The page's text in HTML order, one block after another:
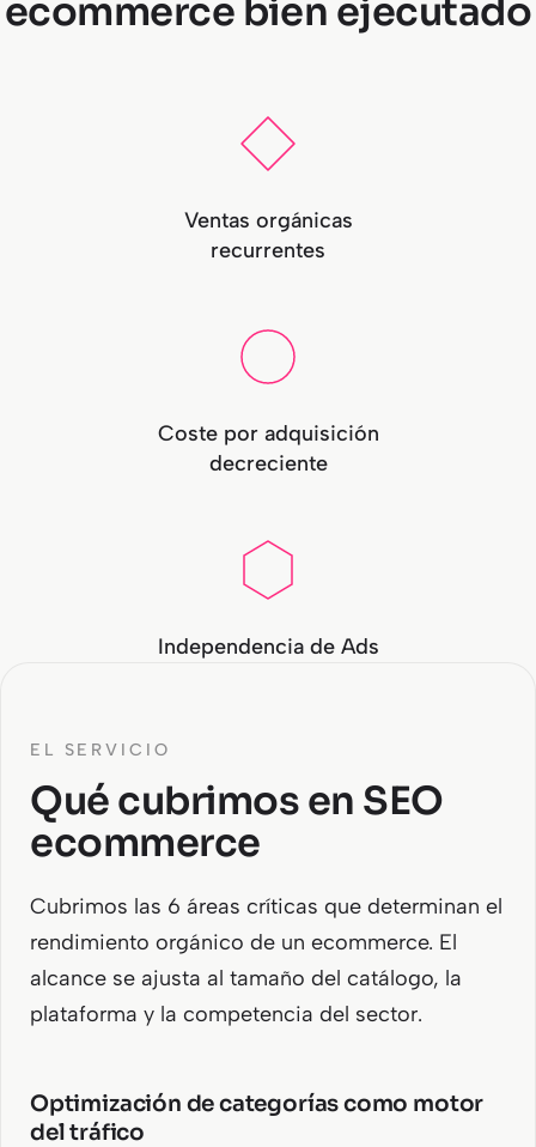
ecommerce bien ejecutado
Ventas orgánicas
recurrentes
Coste por adquisición
decreciente
Independencia de Ads
EL SERVICIO
Qué cubrimos en SEO
ecommerce
Cubrimos las 6 áreas críticas que determinan el
rendimiento orgánico de un ecommerce. El
alcance se ajusta al tamaño del catálogo, la
plataforma y la competencia del sector.
Optimización de categorías como motor
del tráfico